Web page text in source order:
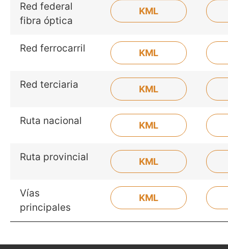
Red federal
fibra óptica
KML
Red ferrocarril KML
Red terciaria KML
Ruta nacional KML
Ruta provincial KML
Vías
principales
KML